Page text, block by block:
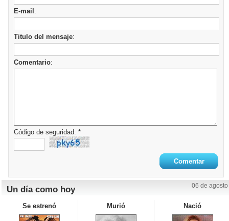
E-mail :
Titulo del mensaje:
Comentario:
Código de seguridad: *
Un día como hoy 06 de agosto
Se estrenó Murió Nació